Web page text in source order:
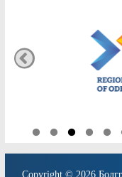
Copyright © 2026